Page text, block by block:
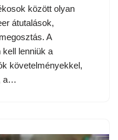
között olyan
átutalások,
A
lenniük a
követelményekkel,
a…